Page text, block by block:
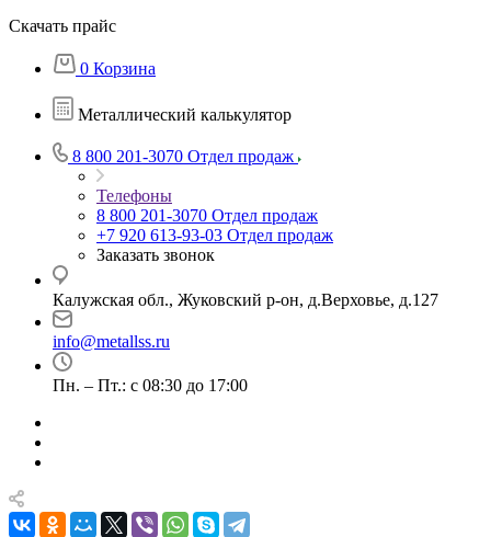
Скачать прайс
0 Корзина
Металлический калькулятор
8 800 201-3070 Отдел продаж
Телефоны
8 800 201-3070 Отдел продаж
+7 920 613-93-03 Отдел продаж
Заказать звонок
Калужская обл., Жуковский р-он, д.Верховье, д.127
info@metallss.ru
Пн. – Пт.: с 08:30 до 17:00